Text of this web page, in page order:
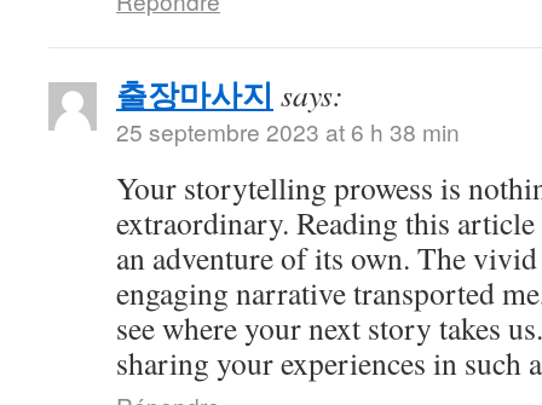
출장마사지 says:
25 septembre 2023 at 6 h 38 min
Your storytelling prowess is
extraordinary. Reading this
an adventure of its own. The
engaging narrative transported
see where your next story takes
sharing your experiences in such